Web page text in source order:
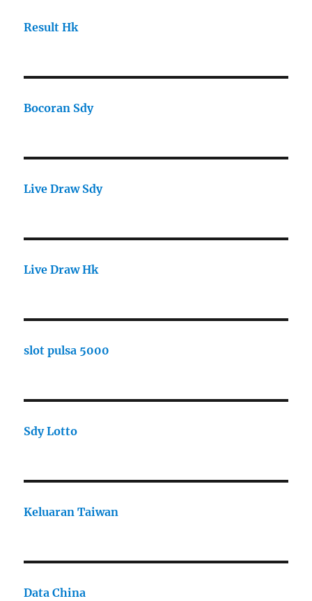
Result Hk
Bocoran Sdy
Live Draw Sdy
Live Draw Hk
slot pulsa 5000
Sdy Lotto
Keluaran Taiwan
Data China